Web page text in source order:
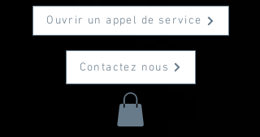
Ouvrir un appel de service
Contactez nous